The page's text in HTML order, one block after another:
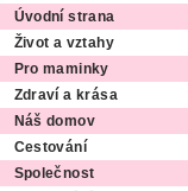
Úvodní strana
Život a vztahy
Pro maminky
Zdraví a krása
Náš domov
Cestování
Společnost